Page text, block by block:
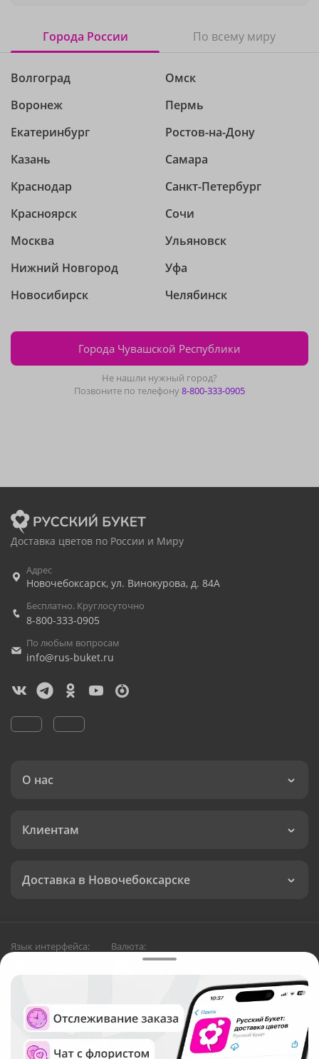
Города России По всему миру
Волгоград
Воронеж
Екатеринбург
Казань
Краснодар
Красноярск
Москва
Нижний Новгород
Новосибирск
Омск
Пермь
Ростов-на-Дону
Самара
Санкт-Петербург
Сочи
Ульяновск
Уфа
Челябинск
Города Чувашской Республики
Не нашли нужный город?
Позвоните по телефону8-800-333-0905
Доставка цветов по России и Миру
Адрес
Новочебоксарск, ул. Винокурова, д. 84А
Бесплатно. Круглосуточно
8-800-333-0905
По любым вопросам
info@rus-buket.ru
О нас
Клиентам
Доставка в Новочебоксарске
Язык интерфейса: Валюта:
Служба круглосуточной доставки цветов в
Новочебоксарске
Русский Букет, 2026